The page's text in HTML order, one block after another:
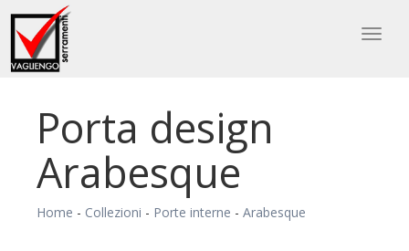
Porta design
Arabesque
Home - Collezioni - Porte interne - Arabesque